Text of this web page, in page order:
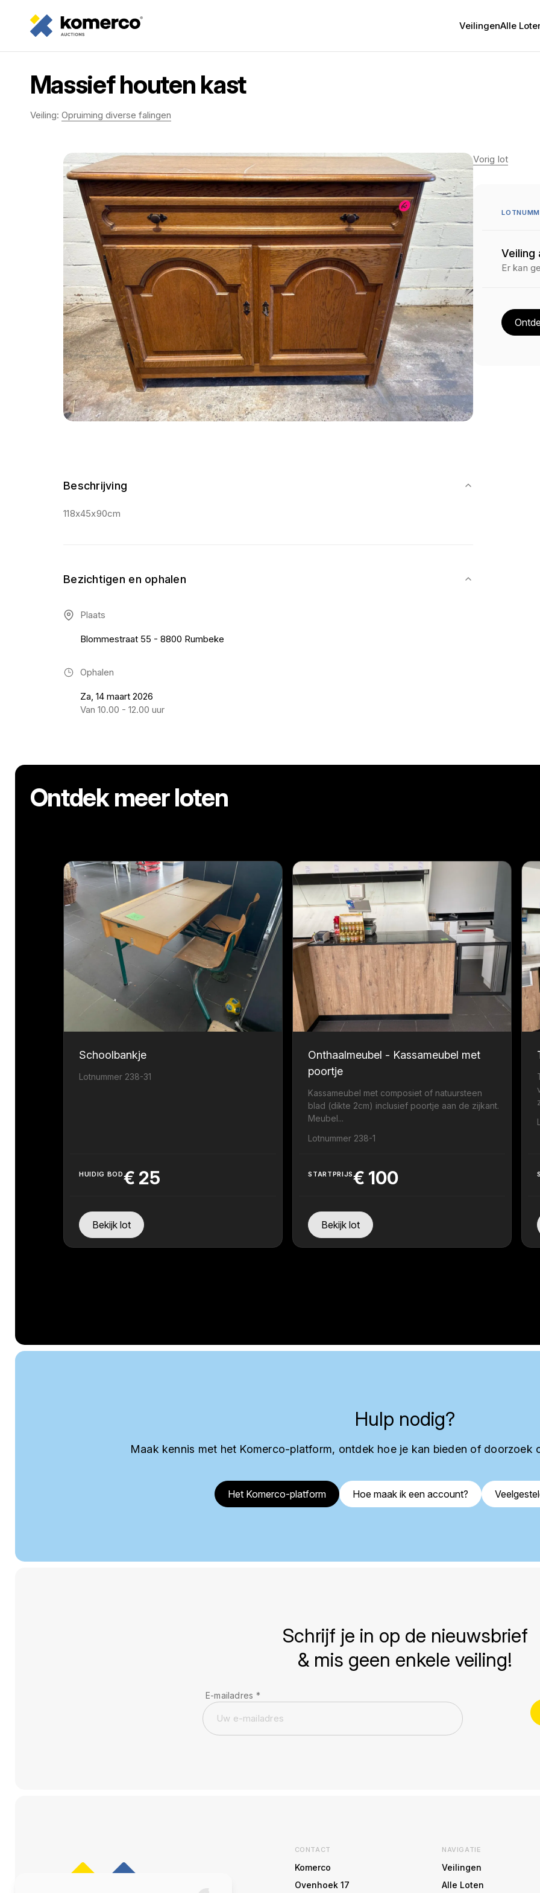
VeilingenAlle
Massief houten kast
Veiling: Opruiming diverse falingen
Beschrijving
118x45x90cm
Bezichtigen en ophalen
Plaats
Blommestraat 55 - 8800 Rumbeke
Ophalen
Za, 14 maart 2026
Van 10.00 - 12.00 uur
Vorig lot
Veiling
Er kan
Ontdek meer loten
Schoolbankje
Lotnummer 238-31
HUIDIG BOD€ 25
Bekijk lot
Onthaalmeubel - Kassameubel met
poortje
Kassameubel met composiet of natuursteen
blad (dikte 2cm) inclusief poortje aan de zijkant.
Meubel...
Lotnummer 238-1
STARTPRIJS€ 100
Bekijk lot
Hulp nodig?
Maak kennis met het Komerco-platform, ontdek hoe je kan bieden of doorzoek
Het Komerco-platform Hoe maak ik een account?
Schrijf je in op de nieuwsbrief
& mis geen enkele veiling!
E-mailadres *
CONTACT
Komerco
Ovenhoek 17
NAVIGATIE
Veilingen
Alle Loten